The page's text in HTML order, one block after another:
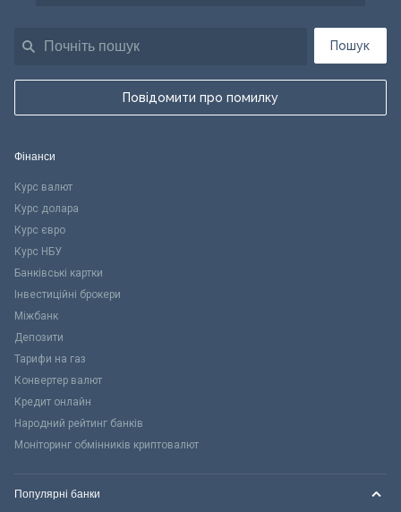
Пошук
Повідомити про помилку
Фінанси
Курс валют
Курс долара
Курс євро
Курс НБУ
Банківські картки
Інвестиційні брокери
Міжбанк
Депозити
Тарифи на газ
Конвертер валют
Кредит онлайн
Народний рейтинг банків
Моніторинг обмінників криптовалют
Популярні банки